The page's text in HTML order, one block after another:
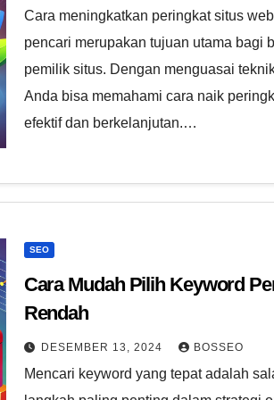
Cara meningkatkan peringkat situs
pencari merupakan tujuan utama bagi
pemilik situs. Dengan menguasai
Anda bisa memahami cara naik
efektif dan berkelanjutan.…
SEO
Cara Mudah Pilih Keyword
Rendah
DESEMBER 13, 2024 BOSSEO
Mencari keyword yang tepat adalah